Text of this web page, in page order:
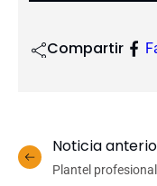
Compartir
Noticia
Plantel